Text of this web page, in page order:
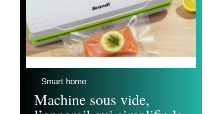
Smart home
Machine sous vide,